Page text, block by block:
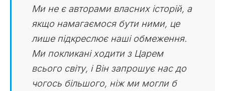
Ми не є авторами власних історій, а
якщо намагаємося бути ними, це
лише підкреслює наші обмеження.
Ми покликані ходити з Царем
всього світу, і Він запрошує нас до
чогось більшого, ніж ми могли б